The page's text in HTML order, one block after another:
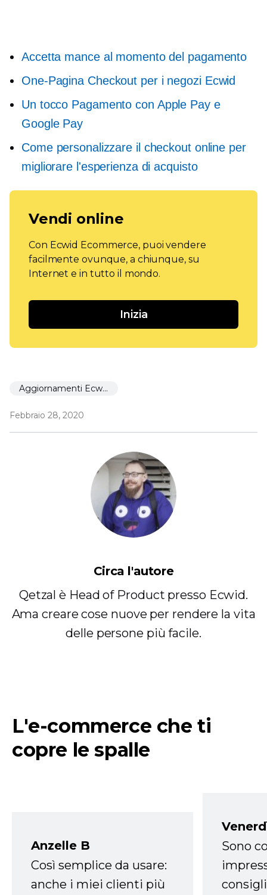
Accetta mance al momento del pagamento
One-Pagina Checkout per i negozi Ecwid
Un tocco Pagamento con Apple Pay e
Google Pay
Come personalizzare il checkout online per
migliorare l'esperienza di acquisto
Vendi online
Con Ecwid Ecommerce, puoi vendere
facilmente ovunque, a chiunque, su
Internet e in tutto il mondo.
Inizia
Aggiornamenti Ecwid
Febbraio 28, 2020
Circa l'autore
Qetzal è Head of Product presso Ecwid.
Ama creare cose nuove per rendere la vita
delle persone più facile.
L'e-commerce che ti
copre le spalle
Anzelle B
Così semplice da usare:
anche i miei clienti più
Sono